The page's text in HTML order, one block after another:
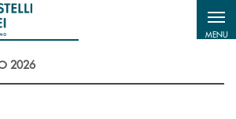
MENU
2026